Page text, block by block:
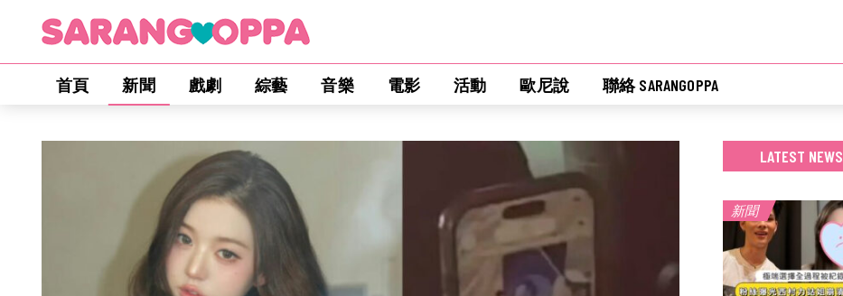
首頁 新聞 戲劇 綜藝 音樂 電影 活動 歐尼說 聯絡 SARANGOPPA
LATEST NEWS
新聞